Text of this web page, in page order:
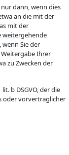
dann, wenn dies
an die mit der
mit der
weitergehende
Sie der
Ihrer
zu Zwecken der
b DSGVO, der die
oder vorvertraglicher